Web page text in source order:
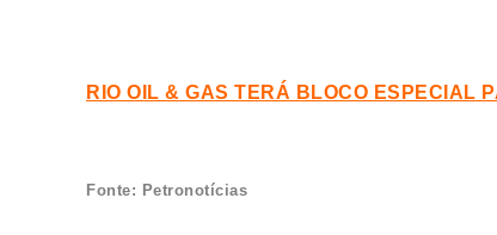
RIO OIL & GAS TERÁ BLOCO ESPECIAL
Fonte: Petronotícias